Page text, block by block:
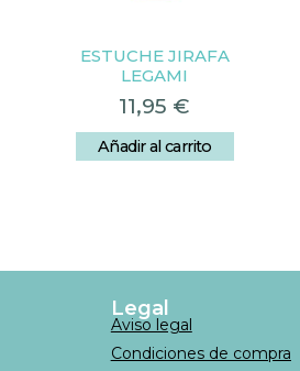
ESTUCHE JIRAFA
LEGAMI
11,95 €
Añadir al carrito
Legal
Aviso legal
Condiciones de compra